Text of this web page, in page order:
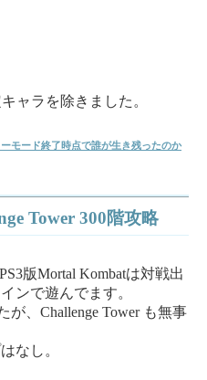
ャラを除きました。
モード終了時点で誰が生き残ったのか
Tower 300階攻略
版Mortal Kombatは対戦出
ンで遊んでます。
が、Challenge Tower も無事
なし。